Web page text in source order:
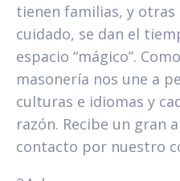
tienen familias, y
cuidado, se dan el
espacio “mágico”.
masonería nos une a
culturas e idiomas y
razón. Recibe un gran
contacto por nuestro